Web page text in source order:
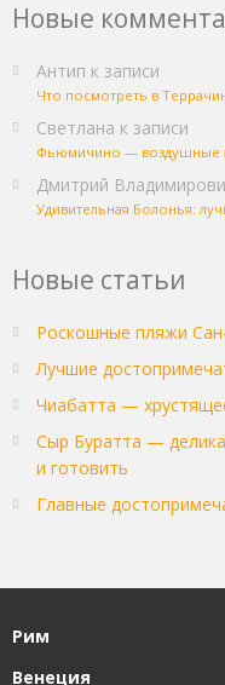
Новые
Антип к записи
Что посмотреть в
Светлана к записи
Фьюмичино — воздушные
Дмитрий
Удивительная Болонья:
Новые статьи
Роскошные пляжи
Лучшие
Чиабатта —
Сыр Буратта —
и готовить
Главные
Рим
Венеция